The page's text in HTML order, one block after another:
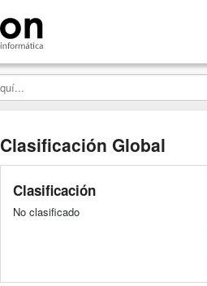
Clasificación Global
Clasificación
No clasificado